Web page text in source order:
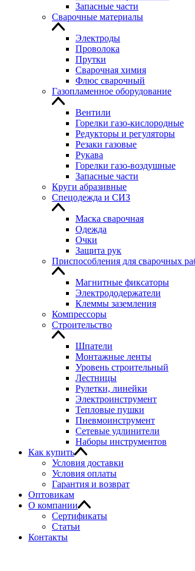
Запасные части
Сварочные материалы
Электроды
Проволока
Прутки
Сварочная химия
Флюс сварочный
Газопламенное оборудование
Вентили
Горелки газо-кислородные
Редукторы и регуляторы
Резаки газовые
Рукава
Горелки газо-воздушные
Запасные части
Круги абразивные
Спецодежда и СИЗ
Маска сварочная
Одежда
Очки
Защита рук
Приспособления для сварочных
Магнитные фиксаторы
Электрододержатели
Клеммы заземления
Компрессоры
Строительство
Шпатели
Монтажные ленты
Уровень строительный
Лестницы
Рулетки, линейки
Электроинструмент
Тепловые пушки
Пневмоинструмент
Сетевые удлинители
Наборы инструментов
Как купить
Условия доставки
Условия оплаты
Гарантия и возврат
Оптовикам
О компании
Сертификаты
Статьи
Контакты